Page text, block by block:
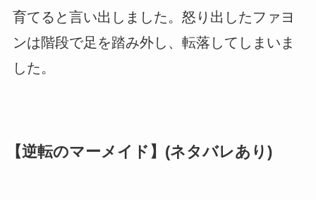
育てると言い出しました。怒り出したファヨ
ンは階段で足を踏み外し、転落してしまいま
した。
【逆転のマーメイド】(ネタバレあり)